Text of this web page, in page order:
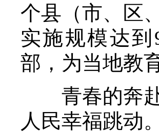
个县（市、区
实施规模达
部，为当地教
青春的奔赴
人民幸福跳动。